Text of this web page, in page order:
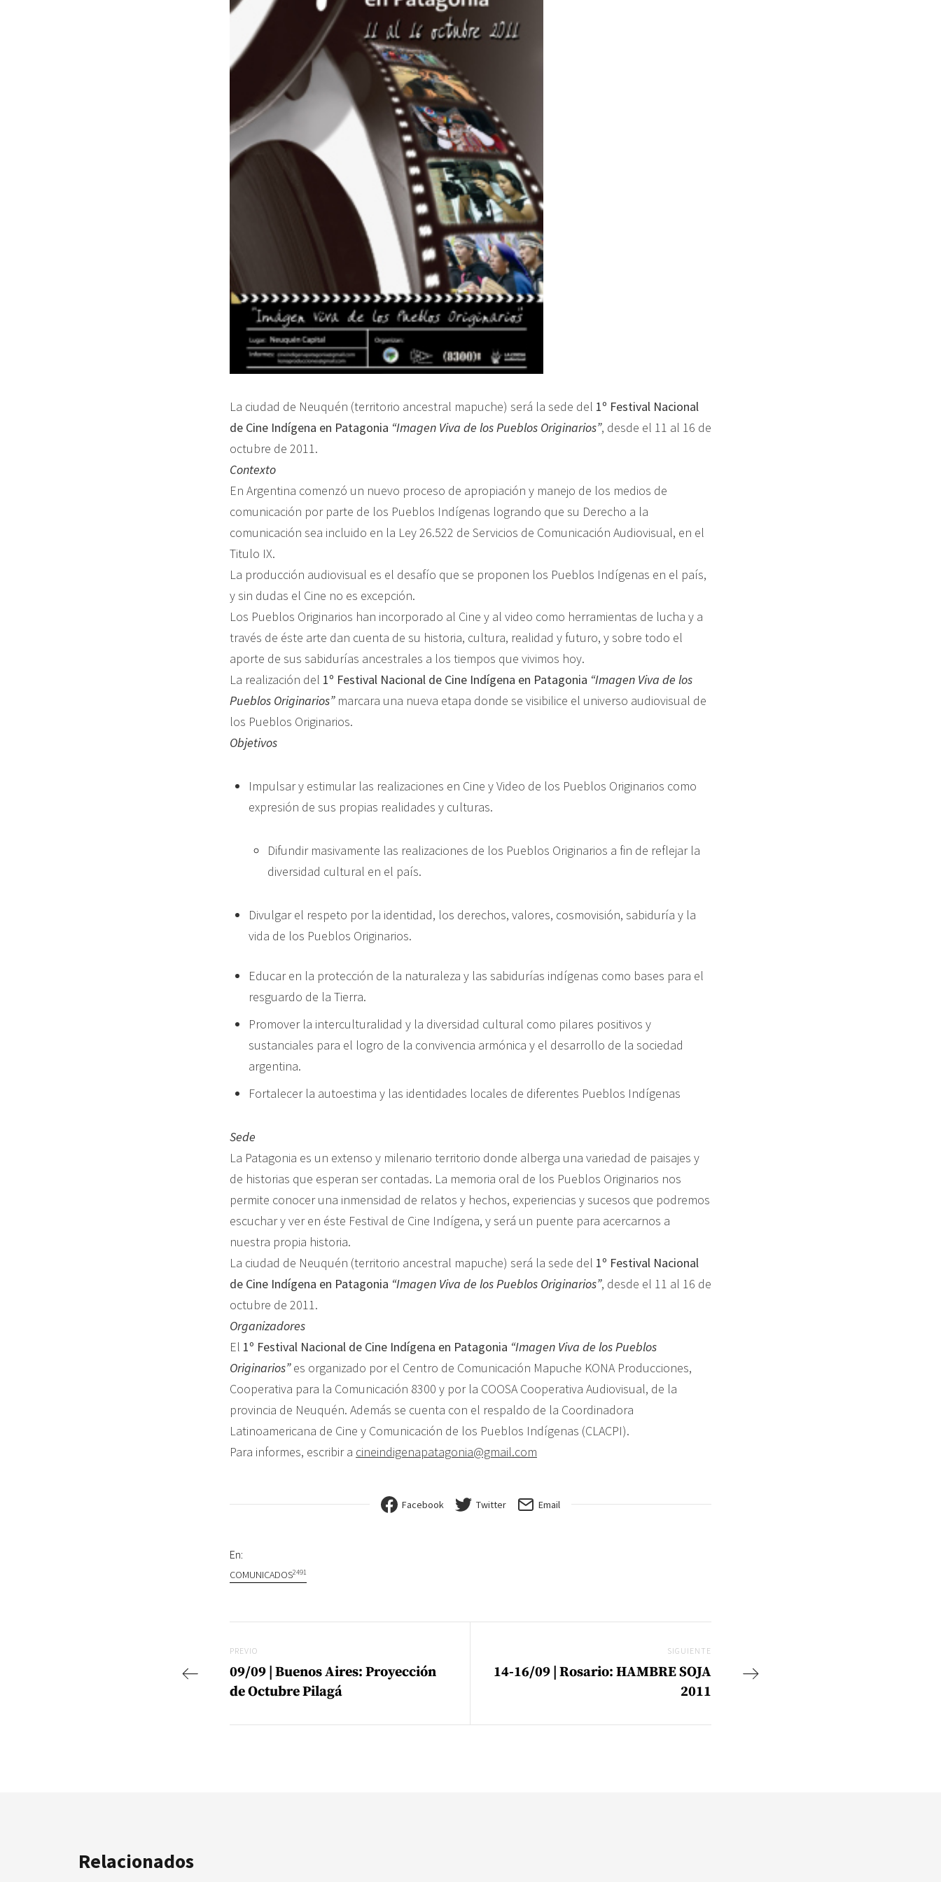
La ciudad de Neuquén (territorio ancestral mapuche) será la sede del 1º Festival Nacional
de Cine Indígena en Patagonia “Imagen Viva de los Pueblos Originarios”, desde el 11 al 16 de
octubre de 2011.
Contexto
En Argentina comenzó un nuevo proceso de apropiación y manejo de los medios de
comunicación por parte de los Pueblos Indígenas logrando que su Derecho a la
comunicación sea incluido en la Ley 26.522 de Servicios de Comunicación Audiovisual, en el
Titulo IX.
La producción audiovisual es el desafío que se proponen los Pueblos Indígenas en el país,
y sin dudas el Cine no es excepción.
Los Pueblos Originarios han incorporado al Cine y al video como herramientas de lucha y a
través de éste arte dan cuenta de su historia, cultura, realidad y futuro, y sobre todo el
aporte de sus sabidurías ancestrales a los tiempos que vivimos hoy.
La realización del 1º Festival Nacional de Cine Indígena en Patagonia “Imagen Viva de los
Pueblos Originarios”marcara una nueva etapa donde se visibilice el universo audiovisual de
los Pueblos Originarios.
Objetivos
Impulsar y estimular las realizaciones en Cine y Video de los Pueblos Originarios como
expresión de sus propias realidades y culturas.
Difundir masivamente las realizaciones de los Pueblos Originarios a fin de reflejar la
diversidad cultural en el país.
Divulgar el respeto por la identidad, los derechos, valores, cosmovisión, sabiduría y la
vida de los Pueblos Originarios.
Educar en la protección de la naturaleza y las sabidurías indígenas como bases para el
resguardo de la Tierra.
Promover la interculturalidad y la diversidad cultural como pilares positivos y
sustanciales para el logro de la convivencia armónica y el desarrollo de la sociedad
argentina.
Fortalecer la autoestima y las identidades locales de diferentes Pueblos Indígenas
Sede
La Patagonia es un extenso y milenario territorio donde alberga una variedad de paisajes y
de historias que esperan ser contadas. La memoria oral de los Pueblos Originarios nos
permite conocer una inmensidad de relatos y hechos, experiencias y sucesos que podremos
escuchar y ver en éste Festival de Cine Indígena, y será un puente para acercarnos a
nuestra propia historia.
La ciudad de Neuquén (territorio ancestral mapuche) será la sede del 1º Festival Nacional
de Cine Indígena en Patagonia “Imagen Viva de los Pueblos Originarios”, desde el 11 al 16 de
octubre de 2011.
Organizadores
El 1º Festival Nacional de Cine Indígena en Patagonia “Imagen Viva de los Pueblos
Originarios”es organizado por el Centro de Comunicación Mapuche KONA Producciones,
Cooperativa para la Comunicación 8300 y por la COOSA Cooperativa Audiovisual, de la
provincia de Neuquén. Además se cuenta con el respaldo de la Coordinadora
Latinoamericana de Cine y Comunicación de los Pueblos Indígenas (CLACPI).
Para informes, escribir a cineindigenapatagonia@gmail.com
Facebook Twitter Email
En:
COMUNICADOS2491
Previo
PREVIO
09/09 | Buenos Aires: Proyección
de Octubre Pilagá
SIGUIENTE
14-16/09 | Rosario: HAMBRE SOJA
2011
Relacionados